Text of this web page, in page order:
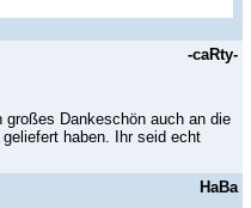
-caRty-
Dankeschön auch an die
haben. Ihr seid echt
HaBa